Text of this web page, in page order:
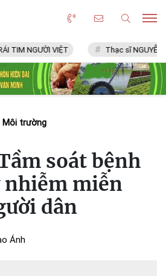
VIỆT Thạc sĩ NGUYỄN VĂN CHÍ
Môi trường
soát bệnh
miễn
dân
Ánh